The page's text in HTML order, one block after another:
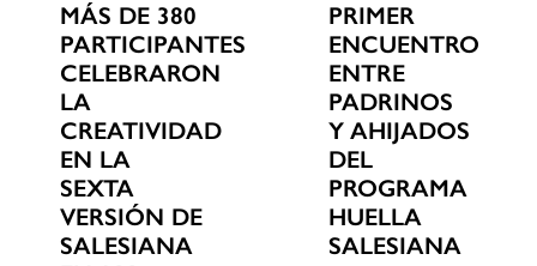
MÁS DE 380
PARTICIPANTES
CELEBRARON
LA
CREATIVIDAD
EN LA
SEXTA
VERSIÓN DE
SALESIANA
PRIMER
ENCUENTRO
ENTRE
PADRINOS
Y AHIJADOS
DEL
PROGRAMA
HUELLA
SALESIANA